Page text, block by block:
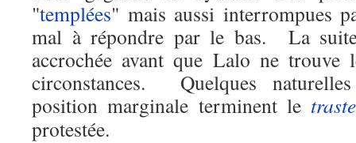
"templées" mais aussi interrompues
mal à répondre par le bas. La
accrochée avant que Lalo ne
circonstances. Quelques
position marginale terminent le
protestée.